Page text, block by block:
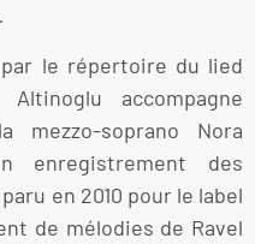
le répertoire du lied
accompagne
mezzo-soprano Nora
enregistrement des
en 2010 pour le label
de mélodies de Ravel